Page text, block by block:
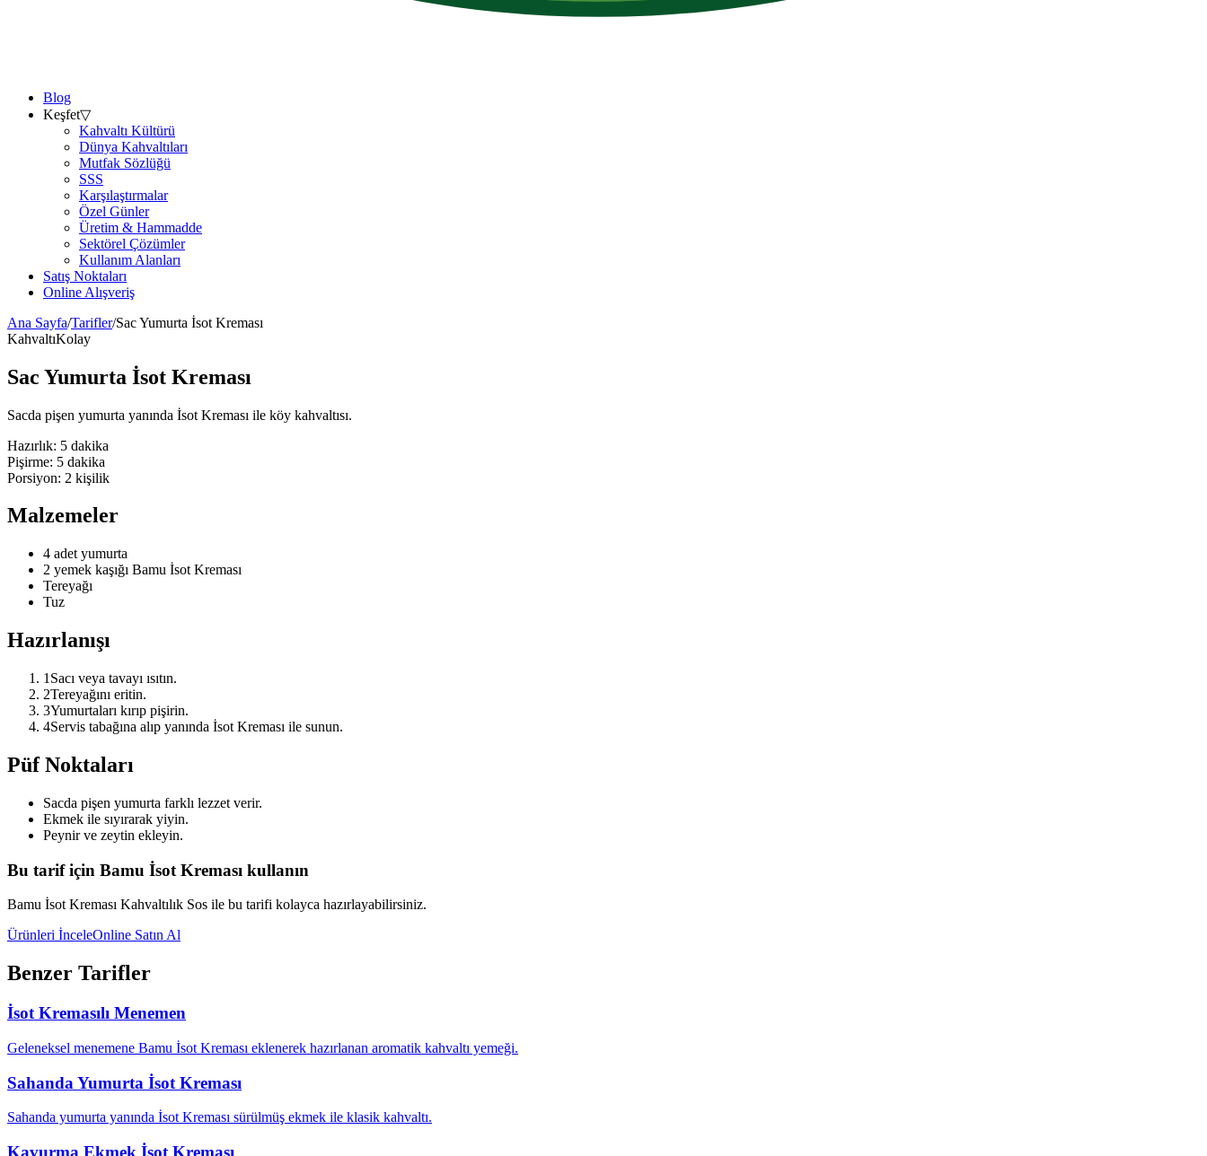
Blog
Keşfet▽
Kahvaltı Kültürü
Dünya Kahvaltıları
Mutfak Sözlüğü
SSS
Karşılaştırmalar
Özel Günler
Üretim & Hammadde
Sektörel Çözümler
Kullanım Alanları
Satış Noktaları
Online Alışveriş
Ana Sayfa/Tarifler/Sac Yumurta İsot Kreması
KahvaltıKolay
Sac Yumurta İsot Kreması
Sacda pişen yumurta yanında İsot Kreması ile köy kahvaltısı.
Hazırlık: 5 dakika
Pişirme: 5 dakika
Porsiyon: 2 kişilik
Malzemeler
4 adet yumurta
2 yemek kaşığı Bamu İsot Kreması
Tereyağı
Tuz
Hazırlanışı
1 Sacı veya tavayı ısıtın.
2Tereyağını eritin.
3Yumurtaları kırıp pişirin.
4Servis tabağına alıp yanında İsot Kreması ile sunun.
Püf Noktaları
Sacda pişen yumurta farklı lezzet verir.
Ekmek ile sıyırarak yiyin.
Peynir ve zeytin ekleyin.
Bu tarif için Bamu İsot Kreması kullanın
Bamu İsot Kreması Kahvaltılık Sos ile bu tarifi kolayca hazırlayabilirsiniz.
Ürünleri İnceleOnline Satın Al
Benzer Tarifler
İsot Kremasılı Menemen
Geleneksel menemene Bamu İsot Kreması eklenerek hazırlanan aromatik kahvaltı yemeği.
Sahanda Yumurta İsot Kreması
Sahanda yumurta yanında İsot Kreması sürülmüş ekmek ile klasik kahvaltı.
Kavurma Ekmek İsot Kreması